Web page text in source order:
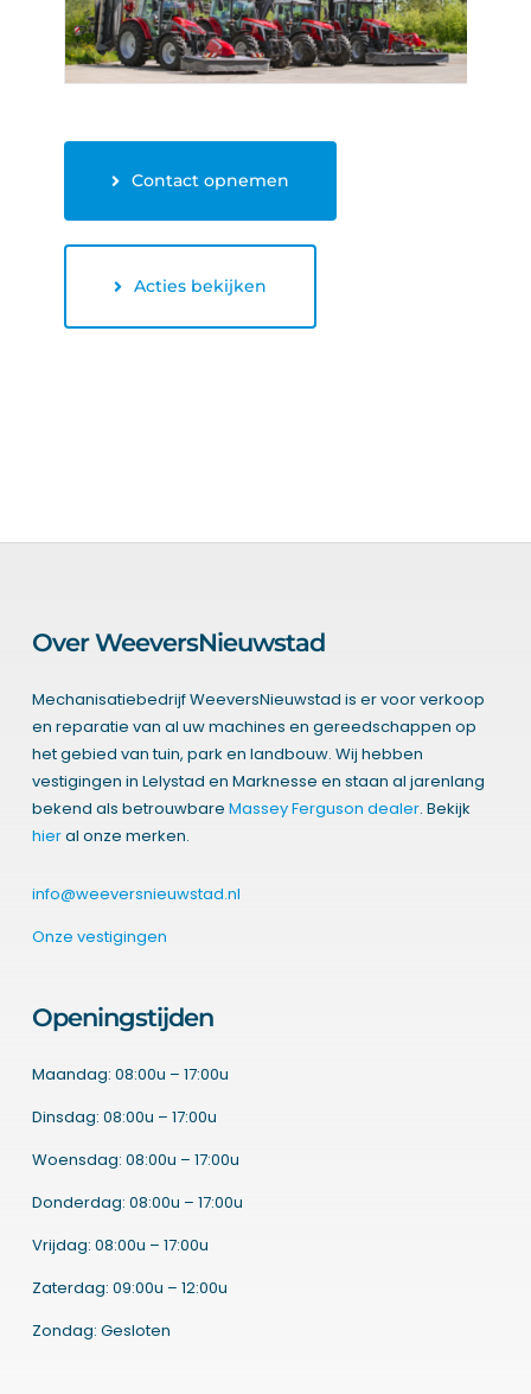
Contact opnemen
Acties bekijken
Over WeeversNieuwstad
Mechanisatiebedrijf WeeversNieuwstad is er voor verkoop
en reparatie van al uw machines en gereedschappen op
het gebied van tuin, park en landbouw. Wij hebben
vestigingen in Lelystad en Marknesse en staan al jarenlang
bekend als betrouwbare Massey Ferguson dealer. Bekijk
hieral onze merken.
info@weeversnieuwstad.nl
Onze vestigingen
Openingstijden
Maandag: 08:00u – 17:00u
Dinsdag: 08:00u – 17:00u
Woensdag: 08:00u – 17:00u
Donderdag: 08:00u – 17:00u
Vrijdag: 08:00u – 17:00u
Zaterdag: 09:00u – 12:00u
Zondag: Gesloten